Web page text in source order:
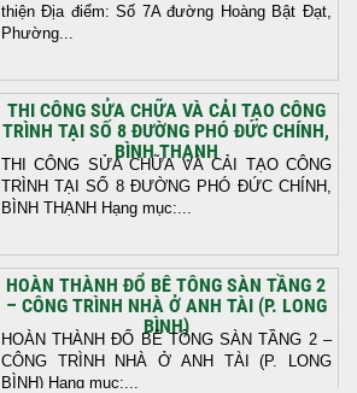
thiện Địa điểm: Số 7A đường Hoàng Bật Đạt,
Phường...
THI CÔNG SỬA CHỮA VÀ CẢI TẠO CÔNG
TRÌNH TẠI SỐ 8 ĐƯỜNG PHÓ ĐỨC CHÍNH,
BÌNH THẠNH
THI CÔNG SỬA CHỮA VÀ CẢI TẠO CÔNG
TRÌNH TẠI SỐ 8 ĐƯỜNG PHÓ ĐỨC CHÍNH,
BÌNH THẠNH Hạng mục:...
HOÀN THÀNH ĐỔ BÊ TÔNG SÀN TẦNG 2
– CÔNG TRÌNH NHÀ Ở ANH TÀI (P. LONG
BÌNH)
HOÀN THÀNH ĐỔ BÊ TÔNG SÀN TẦNG 2 –
CÔNG TRÌNH NHÀ Ở ANH TÀI (P. LONG
BÌNH) Hạng mục:...